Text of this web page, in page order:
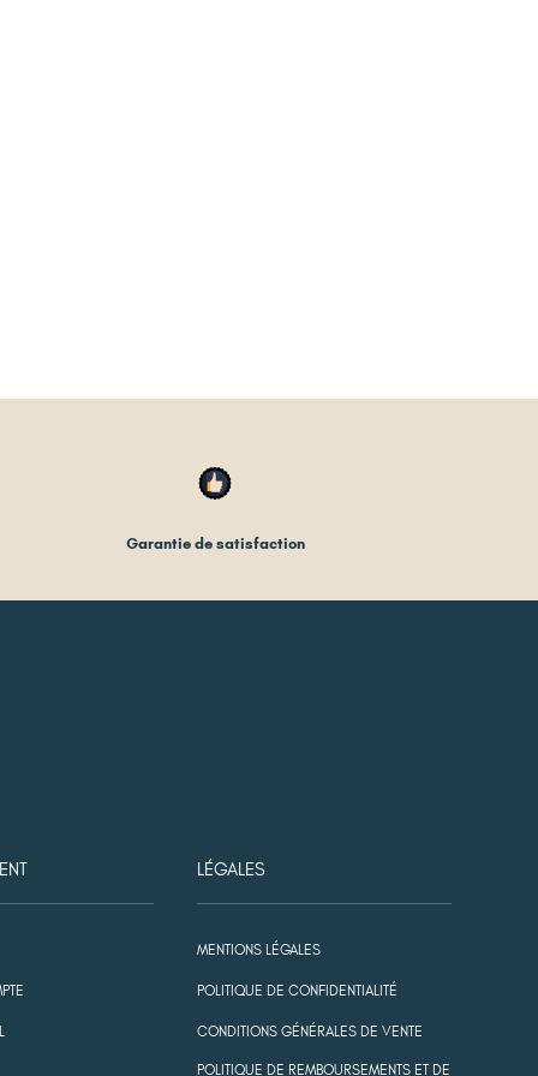
Garantie de satisfaction
LÉGALES
MENTIONS LÉGALES
POLITIQUE DE CONFIDENTIALITÉ
CONDITIONS GÉNÉRALES DE VENTE
POLITIQUE DE REMBOURSEMENTS ET DE